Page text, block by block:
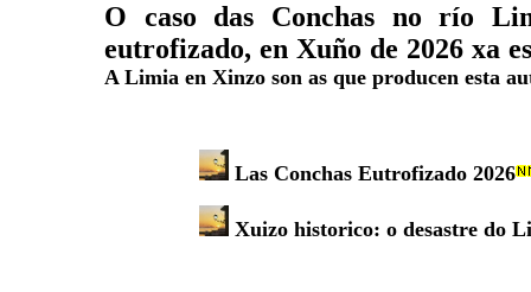
O caso das Conchas no río
eutrofizado, en Xuño de 2026 xa
A Limia en Xinzo son as que producen esta
Las Conchas Eutrofizado 2026
Xuizo historico: o desastre do